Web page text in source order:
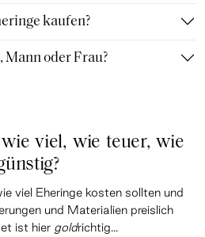
kaufen?
oder Frau?
viel, wie teuer, wie
viel Eheringe kosten sollten und
und Materialien preislich
ist hier goldrichtig...